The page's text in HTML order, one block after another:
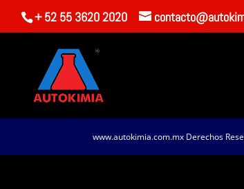
+ 52 55 3620 2020
www.autokimia.com.mx Derechos